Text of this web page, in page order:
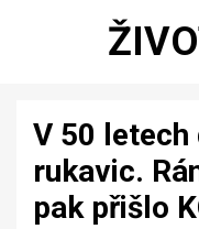
V 50 letech
rukavic.
pak přišlo